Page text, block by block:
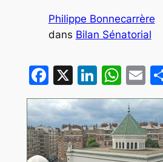
Philippe Bonnecarrère
dans Bilan Sénatorial
Facebook
X